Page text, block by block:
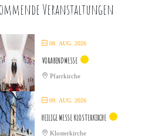
Veranstaltungen
08. AUG. 2026
VORABENDMESSE
Pfarrkirche
09. AUG. 2026
HEILIGE MESSE KLOSTERKIRCHE
Klosterkirche